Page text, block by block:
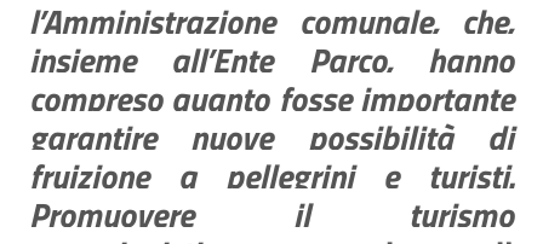
l’Amministrazione comunale, che,
insieme all’Ente Parco, hanno
compreso quanto fosse importante
garantire nuove possibilità di
fruizione a pellegrini e turisti.
Promuovere il turismo